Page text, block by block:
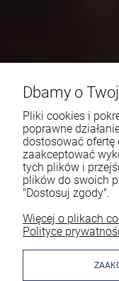
Dbamy o
Pliki cookies i
poprawne
dostosować ofertę
zaakceptować
tych plików i
plików do swoich
"Dostosuj zgody".
Więcej o plikach
Polityce